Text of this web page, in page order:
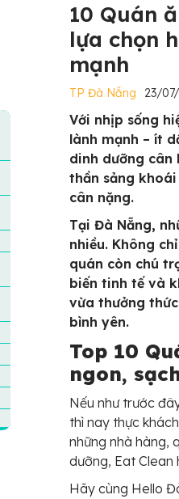
10 Quán
lựa chọn
mạnh
TP Đà Nẵng 23/
Với nhịp sống
lành mạnh – ít
dinh dưỡng cân
thần sảng
cân nặng.
Tại Đà Nẵng,
nhiều. Không
quán còn chú
biến tinh tế và
vừa thưởng
bình yên.
Top 10
ngon,
Nếu như trước
thì nay thực
những nhà hàng,
dưỡng, Eat Clean
Hãy cùng Hello